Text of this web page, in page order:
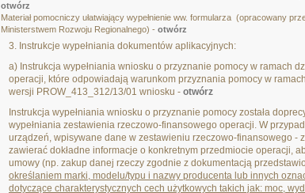
otwórz
Materiał pomocniczy ułatwiający wypełnienie ww. formularza (opracowany
Ministerstwem Rozwoju Regionalnego) - otwórz
3. Instrukcje wypełniania dokumentów aplikacyjnych:
a) Instrukcja wypełniania wniosku o przyznanie pomocy w ramach
operacji, które odpowiadają warunkom przyznania pomocy w
wersji PROW_413_312/13/01 wniosku - otwórz
Instrukcja wypełniania wniosku o przyznanie pomocy została
wypełniania zestawienia rzeczowo-finansowego operacji. W
urządzeń, wpisywane dane w zestawieniu rzeczowo-finansowego -
zawierać dokładne informacje o konkretnym przedmiocie operacji,
umowy (np. zakup danej rzeczy zgodnie z dokumentacją
określaniem marki, modelu/typu i nazwy producenta lub innych
dotyczące charakterystycznych cech użytkowych takich jak: moc,